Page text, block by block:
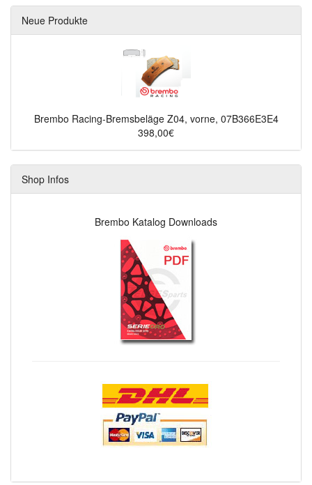
Neue Produkte
Brembo Racing-Bremsbeläge Z04, vorne, 07B366E3E4
398,00€
Shop Infos
Brembo Katalog Downloads